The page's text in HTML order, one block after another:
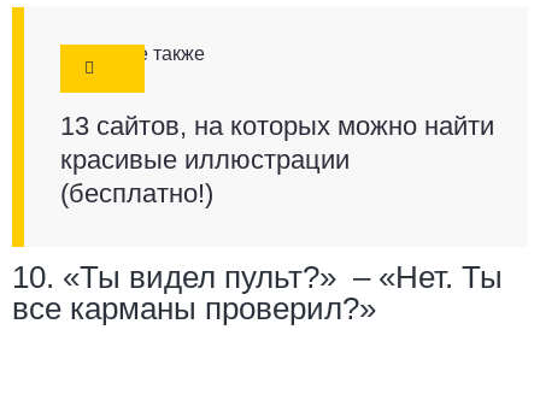
Смотрите также
13 сайтов, на которых можно найти
красивые иллюстрации
(бесплатно!)
10. «Ты видел пульт?» – «Нет. Ты
все карманы проверил?»